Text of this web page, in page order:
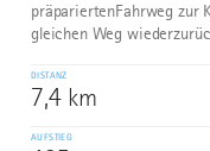
präpariertenFahrweg zur
gleichen Weg
DISTANZ
7,4 km
AUFSTIEG